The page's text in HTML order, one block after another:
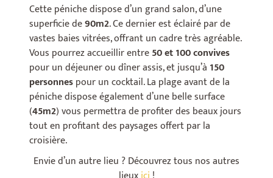
Cette péniche dispose d’un grand salon, d’une
superficie de90m2. Ce dernier est éclairé par de
vastes baies vitrées, offrant un cadre très agréable.
Vous pourrez accueillir entre50 et 100 convives
pour un déjeuner ou dîner assis, et jusqu’à 150
personnespour un cocktail. La plage avant de la
péniche dispose également d’une belle surface
(45m2) vous permettra de profiter des beaux jours
tout en profitant des paysages offert par la
croisière.
Envie d’un autre lieu ? Découvrez tous nos autres